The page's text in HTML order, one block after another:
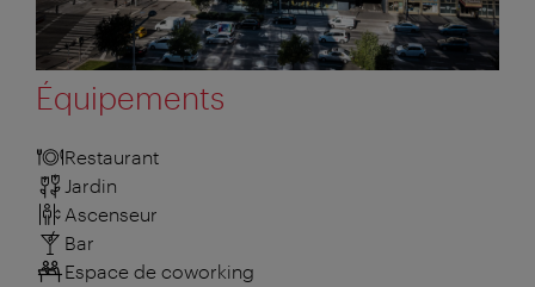
Équipements
Restaurant
Jardin
Ascenseur
Bar
Espace de coworking